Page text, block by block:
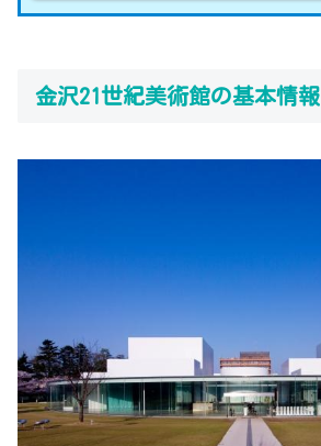
金沢21世紀美術館の基本情報